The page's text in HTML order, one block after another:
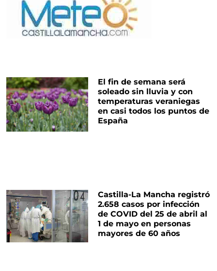
El fin de semana será
soleado sin lluvia y con
temperaturas veraniegas
en casi todos los puntos de
España
Castilla-La Mancha registró
2.658 casos por infección
de COVID del 25 de abril al
1 de mayo en personas
mayores de 60 años